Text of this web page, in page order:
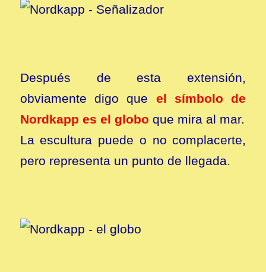
Después de esta extensión,
obviamente digo que el símbolo de
Nordkapp es el globo que mira al mar.
La escultura puede o no complacerte,
pero representa un punto de llegada.